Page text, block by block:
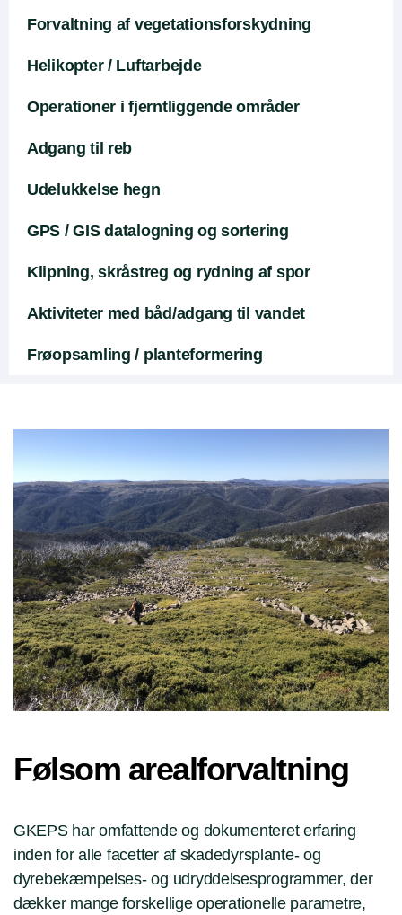
Forvaltning af vegetationsforskydning
Helikopter / Luftarbejde
Operationer i fjerntliggende områder
Adgang til reb
Udelukkelse hegn
GPS / GIS datalogning og sortering
Klipning, skråstreg og rydning af spor
Aktiviteter med båd/adgang til vandet
Frøopsamling / planteformering
Følsom arealforvaltning
GKEPS har omfattende og dokumenteret erfaring
inden for alle facetter af skadedyrsplante- og
dyrebekæmpelses- og udryddelsesprogrammer, der
dækker mange forskellige operationelle parametre,